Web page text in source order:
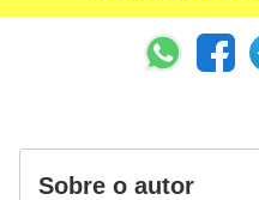
Sobre o autor